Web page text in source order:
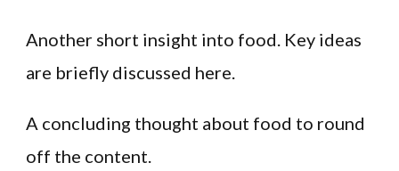
Another short insight into food. Key ideas
are briefly discussed here.
A concluding thought about food to round
off the content.